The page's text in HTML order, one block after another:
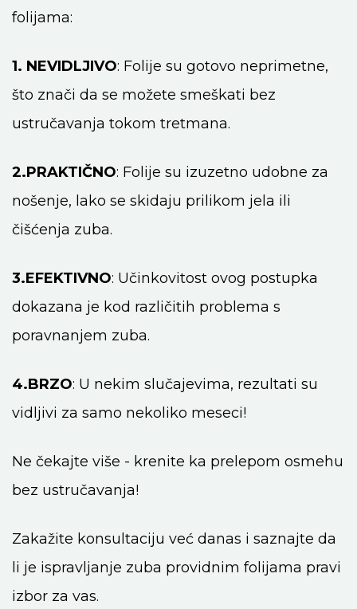
folijama:
1. NEVIDLJIVO: Folije su gotovo neprimetne,
što znači da se možete smeškati bez
ustručavanja tokom tretmana.
2.PRAKTIČNO: Folije su izuzetno udobne za
nošenje, lako se skidaju prilikom jela ili
čišćenja zuba.
3.EFEKTIVNO: Učinkovitost ovog postupka
dokazana je kod različitih problema s
poravnanjem zuba.
4.BRZO: U nekim slučajevima, rezultati su
vidljivi za samo nekoliko meseci!
Ne čekajte više - krenite ka prelepom osmehu
bez ustručavanja!
Zakažite konsultaciju već danas i saznajte da
li je ispravljanje zuba providnim folijama pravi
izbor za vas.